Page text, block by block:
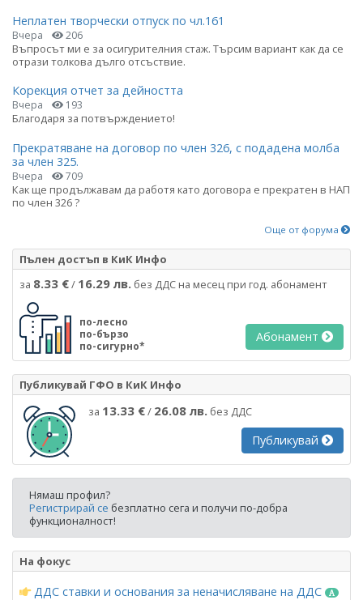
Неплатен творчески отпуск по чл.161
Вчера 206
Въпросът ми е за осигурителния стаж. Търсим вариант как да се
отрази толкова дълго отсъствие.
Корекция отчет за дейността
Вчера 193
Благодаря за потвърждението!
Прекратяване на договор по член 326, с подадена молба
за член 325.
Вчера 709
Как ще продължавам да работя като договора е прекратен в НАП
по член 326 ?
Още от форума
Пълен достъп в КиК Инфо
за 8.33 €/ 16.29 лв. без ДДС на месец при год. абонамент
по-лесно
по-бързо
по-сигурно*
Абонамент
Публикувай ГФО в КиК Инфо
за 13.33 €/ 26.08 лв. без ДДС
Публикувай
Нямаш профил?
Регистрирай се безплатно сега и получи по-добра
функционалност!
На фокус
ДДС ставки и основания за неначисляване на ДДС